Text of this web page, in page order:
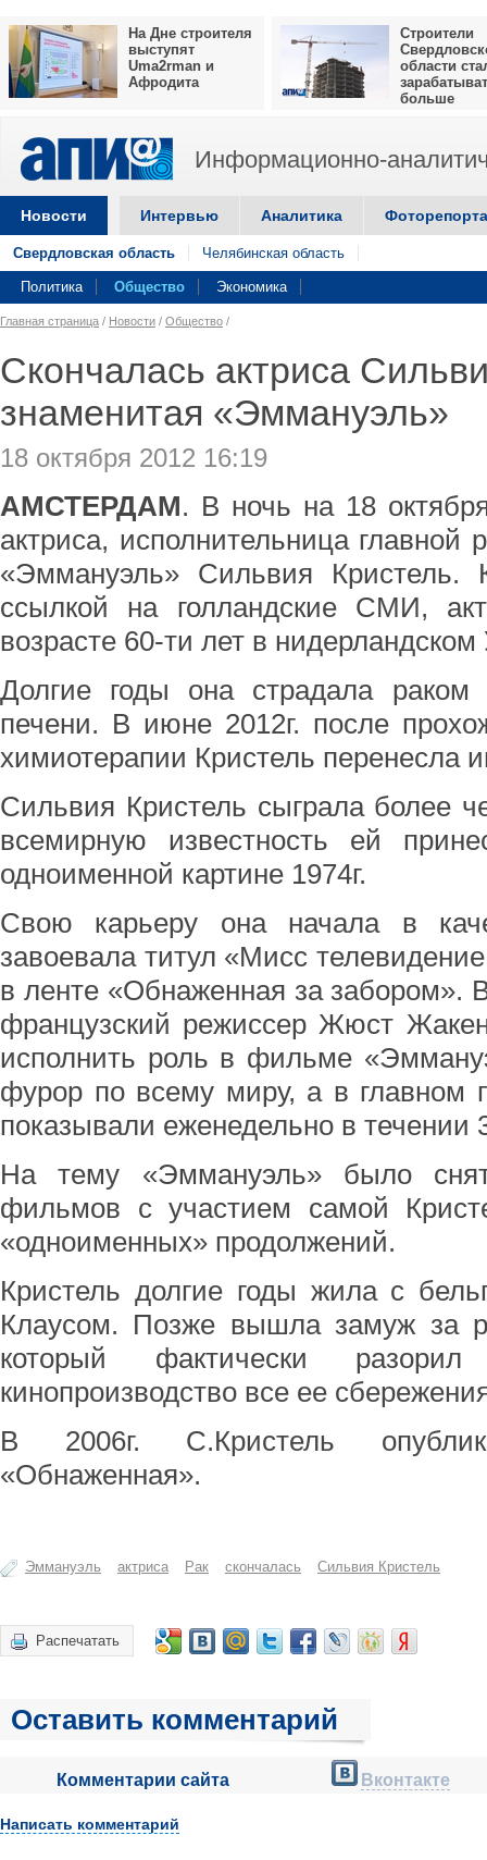
На Дне строителя
выступят
Uma2rman и
Афродита
Строители
области
больше
Информационно-
Новости Интервью Аналитика
Свердловская область Челябинская область
Политика Общество Экономика
Главная страница / Новости / Общество /
Скончалась актриса
знаменитая «Эммануэль»
18 октября 2012 16:19
АМСТЕРДАМ. В ночь на 18
актриса, исполнительница главной
«Эммануэль» Сильвия Кристель.
ссылкой на голландские СМИ,
возрасте 60-ти лет в нидерландском
Долгие годы она страдала раком
печени. В июне 2012г. после
химиотерапии Кристель перенесла
Сильвия Кристель сыграла более
всемирную известность ей
одноименной картине 1974г.
Свою карьеру она начала в
завоевала титул «Мисс
в ленте «Обнаженная за забором».
французский режиссер Жюст
исполнить роль в фильме
фурор по всему миру, а в главном
показывали еженедельно в течении
На тему «Эммануэль» было
фильмов с участием самой
«одноименных» продолжений.
Кристель долгие годы жила с
Клаусом. Позже вышла замуж за
который фактически
кинопроизводство все ее
В 2006г. С.Кристель
«Обнаженная».
Эммануэль актриса Рак скончалась Сильвия Кристель
Распечатать
Оставить комментарий
Комментарии сайта Вконтакте
Написать комментарий